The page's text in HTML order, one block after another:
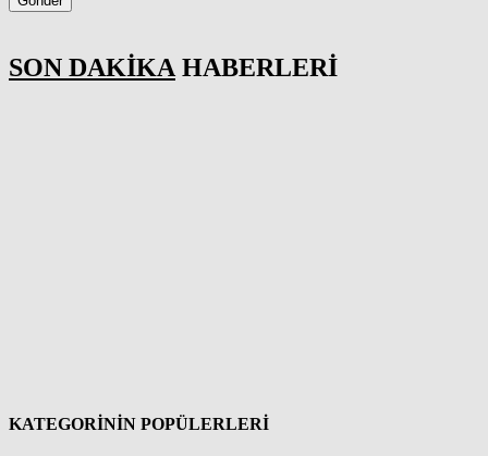
SON DAKİKA HABERLERİ
KATEGORİNİN POPÜLERLERİ